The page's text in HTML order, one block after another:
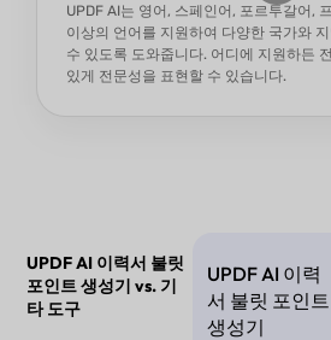
UPDF AI는 영어, 스페인어, 포르투갈어,
이상의 언어를 지원하여 다양한 국가와
수 있도록 도와줍니다. 어디에 지원하든
있게 전문성을 표현할 수 있습니다.
UPDF AI 이력서 불릿
포인트 생성기 vs. 기
타 도구
UPDF AI 이력
서 불릿 포인트
생성기